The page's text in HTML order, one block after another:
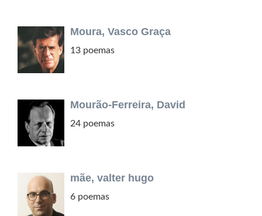
Moura, Vasco Graça
13 poemas
Mourão-Ferreira, David
24 poemas
mãe, valter hugo
6 poemas